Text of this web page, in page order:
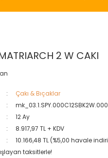
2 W CAKI
Çakı & Bıçaklar
mk_03.1.SPY.000C12SBK2W.000
12 Ay
8.917,97 TL + KDV
10.166,48 TL (%5,00 havale
taksitlerle!